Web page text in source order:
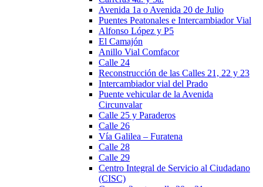
Avenida 1a o Avenida 20 de Julio
Puentes Peatonales e Intercambiador Vial
Alfonso López y P5
El Camajón
Anillo Vial Comfacor
Calle 24
Reconstrucción de las Calles 21, 22 y 23
Intercambiador vial del Prado
Puente vehicular de la Avenida
Circunvalar
Calle 25 y Paraderos
Calle 26
Vía Galilea – Furatena
Calle 28
Calle 29
Centro Integral de Servicio al Ciudadano
(CISC)